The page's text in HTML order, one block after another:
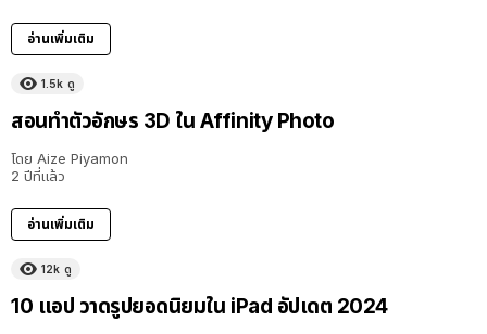
อ่านเพิ่มเติม
1.5k ดู
สอนทำตัวอักษร 3D ใน Affinity Photo
โดย Aize Piyamon
2 ปีที่แล้ว
อ่านเพิ่มเติม
12k ดู
10 แอป วาดรูปยอดนิยมใน iPad อัปเดต 2024